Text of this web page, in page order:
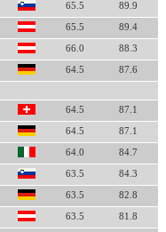
65.5 89.9
65.5 89.4
66.0 88.3
64.5 87.6
64.5 87.1
64.5 87.1
64.0 84.7
63.5 84.3
63.5 82.8
63.5 81.8